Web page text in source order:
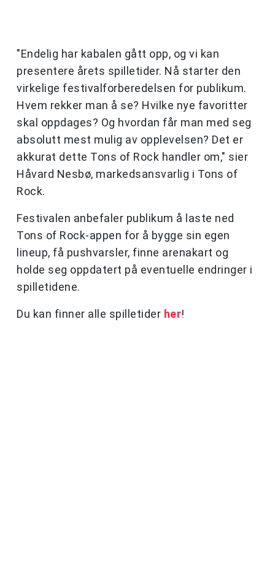
"Endelig har kabalen gått opp, og vi kan
presentere årets spilletider. Nå starter den
virkelige festivalforberedelsen for publikum.
Hvem rekker man å se? Hvilke nye favoritter
skal oppdages? Og hvordan får man med seg
absolutt mest mulig av opplevelsen? Det er
akkurat dette Tons of Rock handler om," sier
Håvard Nesbø, markedsansvarlig i Tons of
Rock.
Festivalen anbefaler publikum å laste ned
Tons of Rock-appen for å bygge sin egen
lineup, få pushvarsler, finne arenakart og
holde seg oppdatert på eventuelle endringer i
spilletidene.
Du kan finner alle spilletider her!